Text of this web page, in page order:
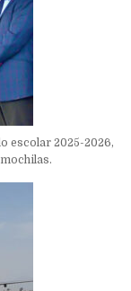
escolar 2025-2026,